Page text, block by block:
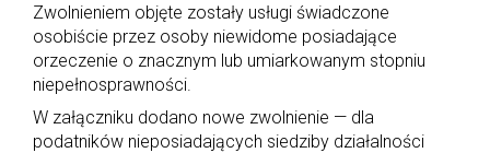
Zwolnieniem objęte zostały usługi świadczone
osobiście przez osoby niewidome posiadające
orzeczenie o znacznym lub umiarkowanym stopniu
niepełnosprawności.
W załączniku dodano nowe zwolnienie — dla
podatników nieposiadających siedziby działalności